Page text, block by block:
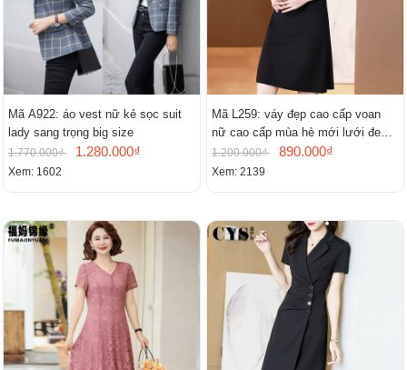
Mã A922: áo vest nữ kẻ sọc suit
lady sang trọng big size
1.770.000₫ 1.280.000₫
Xem: 1602
Mã L259: váy đẹp cao cấp voan
nữ cao cấp mùa hè mới lưới đen
cao cấp khí chất nhỏ tay ngắn
1.200.000₫ 890.000₫
Xem: 2139